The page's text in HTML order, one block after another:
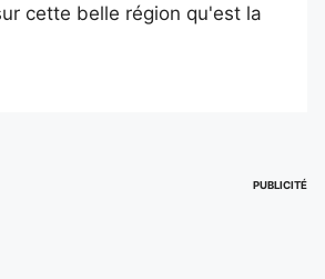
cette belle région qu'est la
PUBLICITÉ